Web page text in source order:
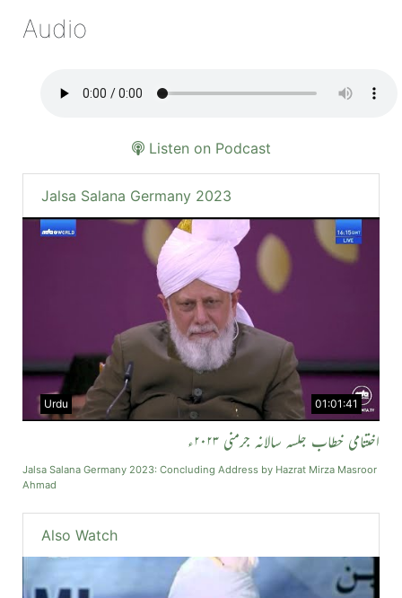
Audio
Listen on Podcast
Jalsa Salana Germany 2023
01:01:41
Urdu
اختتامی خطاب جلسہ سالانہ جرمنی ۲۰۲۳ء
Jalsa Salana Germany 2023: Concluding Address by Hazrat Mirza Masroor
Ahmad
Also Watch